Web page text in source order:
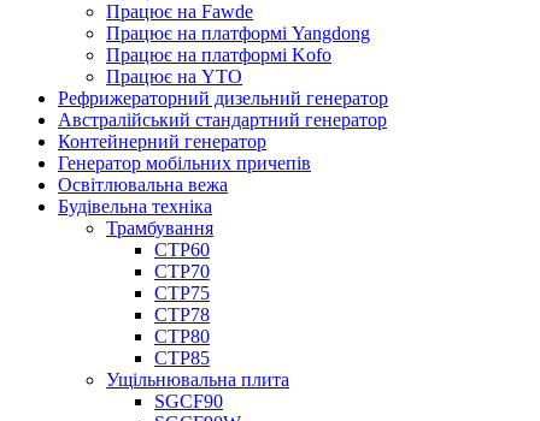
Працює на Fawde
Працює на платформі Yangdong
Працює на платформі Kofo
Працює на YTO
Рефрижераторний дизельний генератор
Австралійський стандартний генератор
Контейнерний генератор
Генератор мобільних причепів
Освітлювальна вежа
Будівельна техніка
Трамбування
СТР60
СТР70
СТР75
СТР78
СТР80
СТР85
Ущільнювальна плита
SGCF90